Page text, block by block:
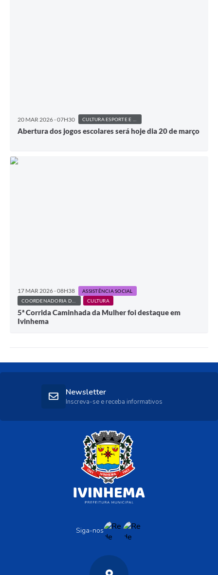
20 MAR 2026 - 07H30
Abertura dos jogos escolares será hoje dia 20 de março
17 MAR 2026 - 08H38
ASSISTÊNCIA SOCIAL
CULTURA
5ª Corrida Caminhada da Mulher foi destaque em
Ivinhema
Siga-nos
Newsletter
Inscreva-se e receba informativos